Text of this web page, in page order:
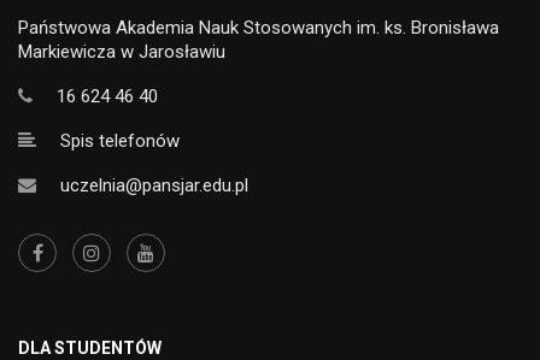
Państwowa Akademia Nauk Stosowanych im. ks. Bronisława
Markiewicza w Jarosławiu
16 624 46 40
Spis telefonów
uczelnia@pansjar.edu.pl
DLA STUDENTÓW